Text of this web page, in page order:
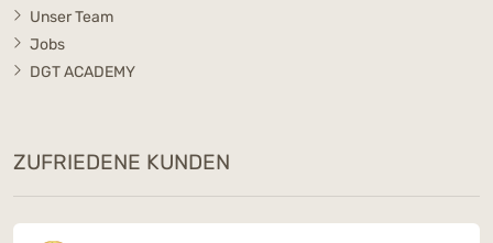
Unser Team
Jobs
DGT ACADEMY
ZUFRIEDENE KUNDEN